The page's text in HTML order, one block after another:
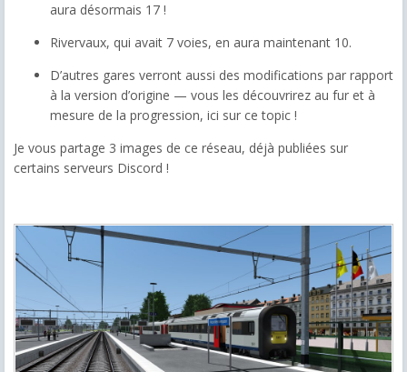
aura désormais 17 !
Rivervaux, qui avait 7 voies, en aura maintenant 10.
D’autres gares verront aussi des modifications par rapport
à la version d’origine — vous les découvrirez au fur et à
mesure de la progression, ici sur ce topic !
Je vous partage 3 images de ce réseau, déjà publiées sur
certains serveurs Discord !